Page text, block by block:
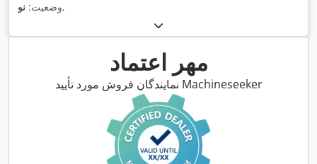
وضعیت: نو ,
مهر اعتماد
نمایندگان فروش مورد تأیید Machineseeker